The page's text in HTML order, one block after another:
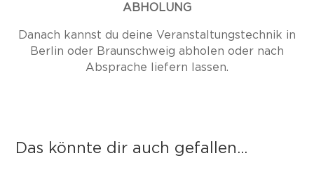
ABHOLUNG
Danach kannst du deine Veranstaltungstechnik in
Berlin oder Braunschweig abholen oder nach
Absprache liefern lassen.
Das könnte dir auch gefallen...